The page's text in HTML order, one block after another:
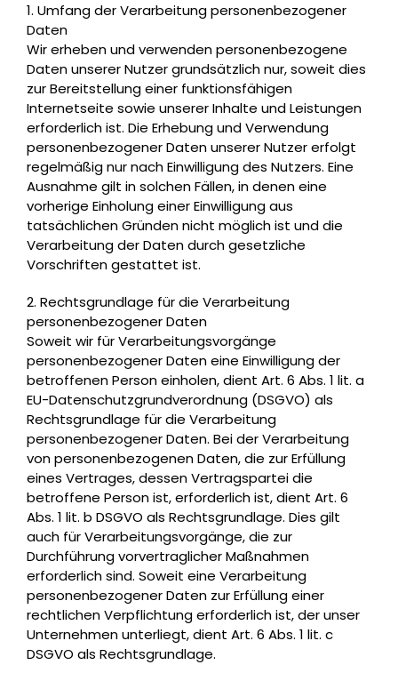
1. Umfang der Verarbeitung personenbezogener
Daten
Wir erheben und verwenden personenbezogene
Daten unserer Nutzer grundsätzlich nur, soweit dies
zur Bereitstellung einer funktionsfähigen
Internetseite sowie unserer Inhalte und Leistungen
erforderlich ist. Die Erhebung und Verwendung
personenbezogener Daten unserer Nutzer erfolgt
regelmäßig nur nach Einwilligung des Nutzers. Eine
Ausnahme gilt in solchen Fällen, in denen eine
vorherige Einholung einer Einwilligung aus
tatsächlichen Gründen nicht möglich ist und die
Verarbeitung der Daten durch gesetzliche
Vorschriften gestattet ist.
2. Rechtsgrundlage für die Verarbeitung
personenbezogener Daten
Soweit wir für Verarbeitungsvorgänge
personenbezogener Daten eine Einwilligung der
betroffenen Person einholen, dient Art. 6 Abs. 1 lit. a
EU-Datenschutzgrundverordnung (DSGVO) als
Rechtsgrundlage für die Verarbeitung
personenbezogener Daten. Bei der Verarbeitung
von personenbezogenen Daten, die zur Erfüllung
eines Vertrages, dessen Vertragspartei die
betroffene Person ist, erforderlich ist, dient Art. 6
Abs. 1 lit. b DSGVO als Rechtsgrundlage. Dies gilt
auch für Verarbeitungsvorgänge, die zur
Durchführung vorvertraglicher Maßnahmen
erforderlich sind. Soweit eine Verarbeitung
personenbezogener Daten zur Erfüllung einer
rechtlichen Verpflichtung erforderlich ist, der unser
Unternehmen unterliegt, dient Art. 6 Abs. 1 lit. c
DSGVO als Rechtsgrundlage.